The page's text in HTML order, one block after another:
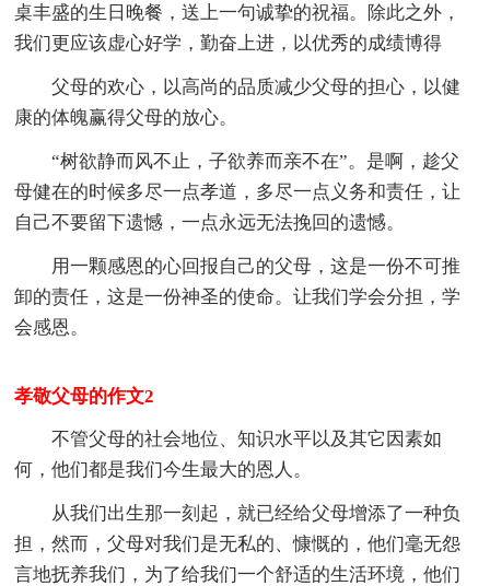
桌丰盛的生日晚餐，送上一句诚挚的祝福。除此之外，
我们更应该虚心好学，勤奋上进，以优秀的成绩博得
父母的欢心，以高尚的品质减少父母的担心，以健
康的体魄赢得父母的放心。
“树欲静而风不止，子欲养而亲不在”。是啊，趁父
母健在的时候多尽一点孝道，多尽一点义务和责任，让
自己不要留下遗憾，一点永远无法挽回的遗憾。
用一颗感恩的心回报自己的父母，这是一份不可推
卸的责任，这是一份神圣的使命。让我们学会分担，学
会感恩。
孝敬父母的作文2
不管父母的社会地位、知识水平以及其它因素如
何，他们都是我们今生最大的恩人。
从我们出生那一刻起，就已经给父母增添了一种负
担，然而，父母对我们是无私的、慷慨的，他们毫无怨
言地抚养我们，为了给我们一个舒适的生活环境，他们